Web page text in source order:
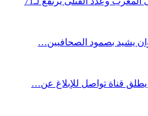
يشيد بصمود الصحافيين…
قناة تواصل للإبلاغ عن…